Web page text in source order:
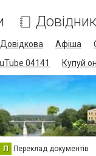
Довідник
Довідкова Афіша
04141 Купуй
П Переклад документів